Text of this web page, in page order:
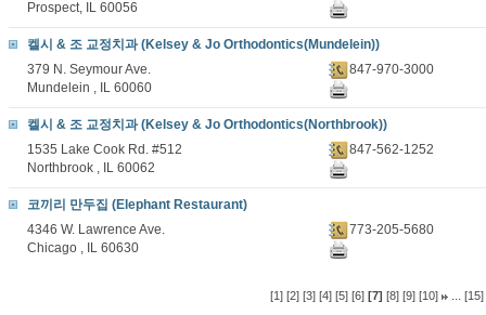
Prospect, IL 60056
켈시 & 조 교정치과 (Kelsey & Jo Orthodontics(Mundelein))
379 N. Seymour Ave.
Mundelein , IL 60060
847-970-3000
켈시 & 조 교정치과 (Kelsey & Jo Orthodontics(Northbrook))
1535 Lake Cook Rd. #512
Northbrook , IL 60062
847-562-1252
코끼리 만두집 (Elephant Restaurant)
4346 W. Lawrence Ave.
Chicago , IL 60630
773-205-5680
[1] [2] [3] [4] [5] [6] [7] [8] [9] [10] ... [15]